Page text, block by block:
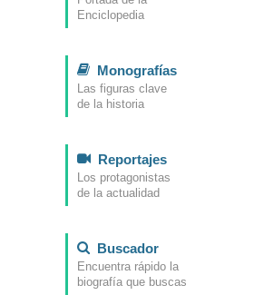
Enciclopedia
Monografías
Las figuras clave
de la historia
Reportajes
Los protagonistas
de la actualidad
Buscador
Encuentra rápido la
biografía que buscas